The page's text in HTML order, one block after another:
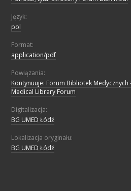
Język:
pol
Format:
application/pdf
Powiązania:
Kontynuuje: Forum Bibliotek Medycznych
Medical Library Forum
Digitalizacja:
BG UMED Łódź
Lokalizacja oryginału:
BG UMED Łódź